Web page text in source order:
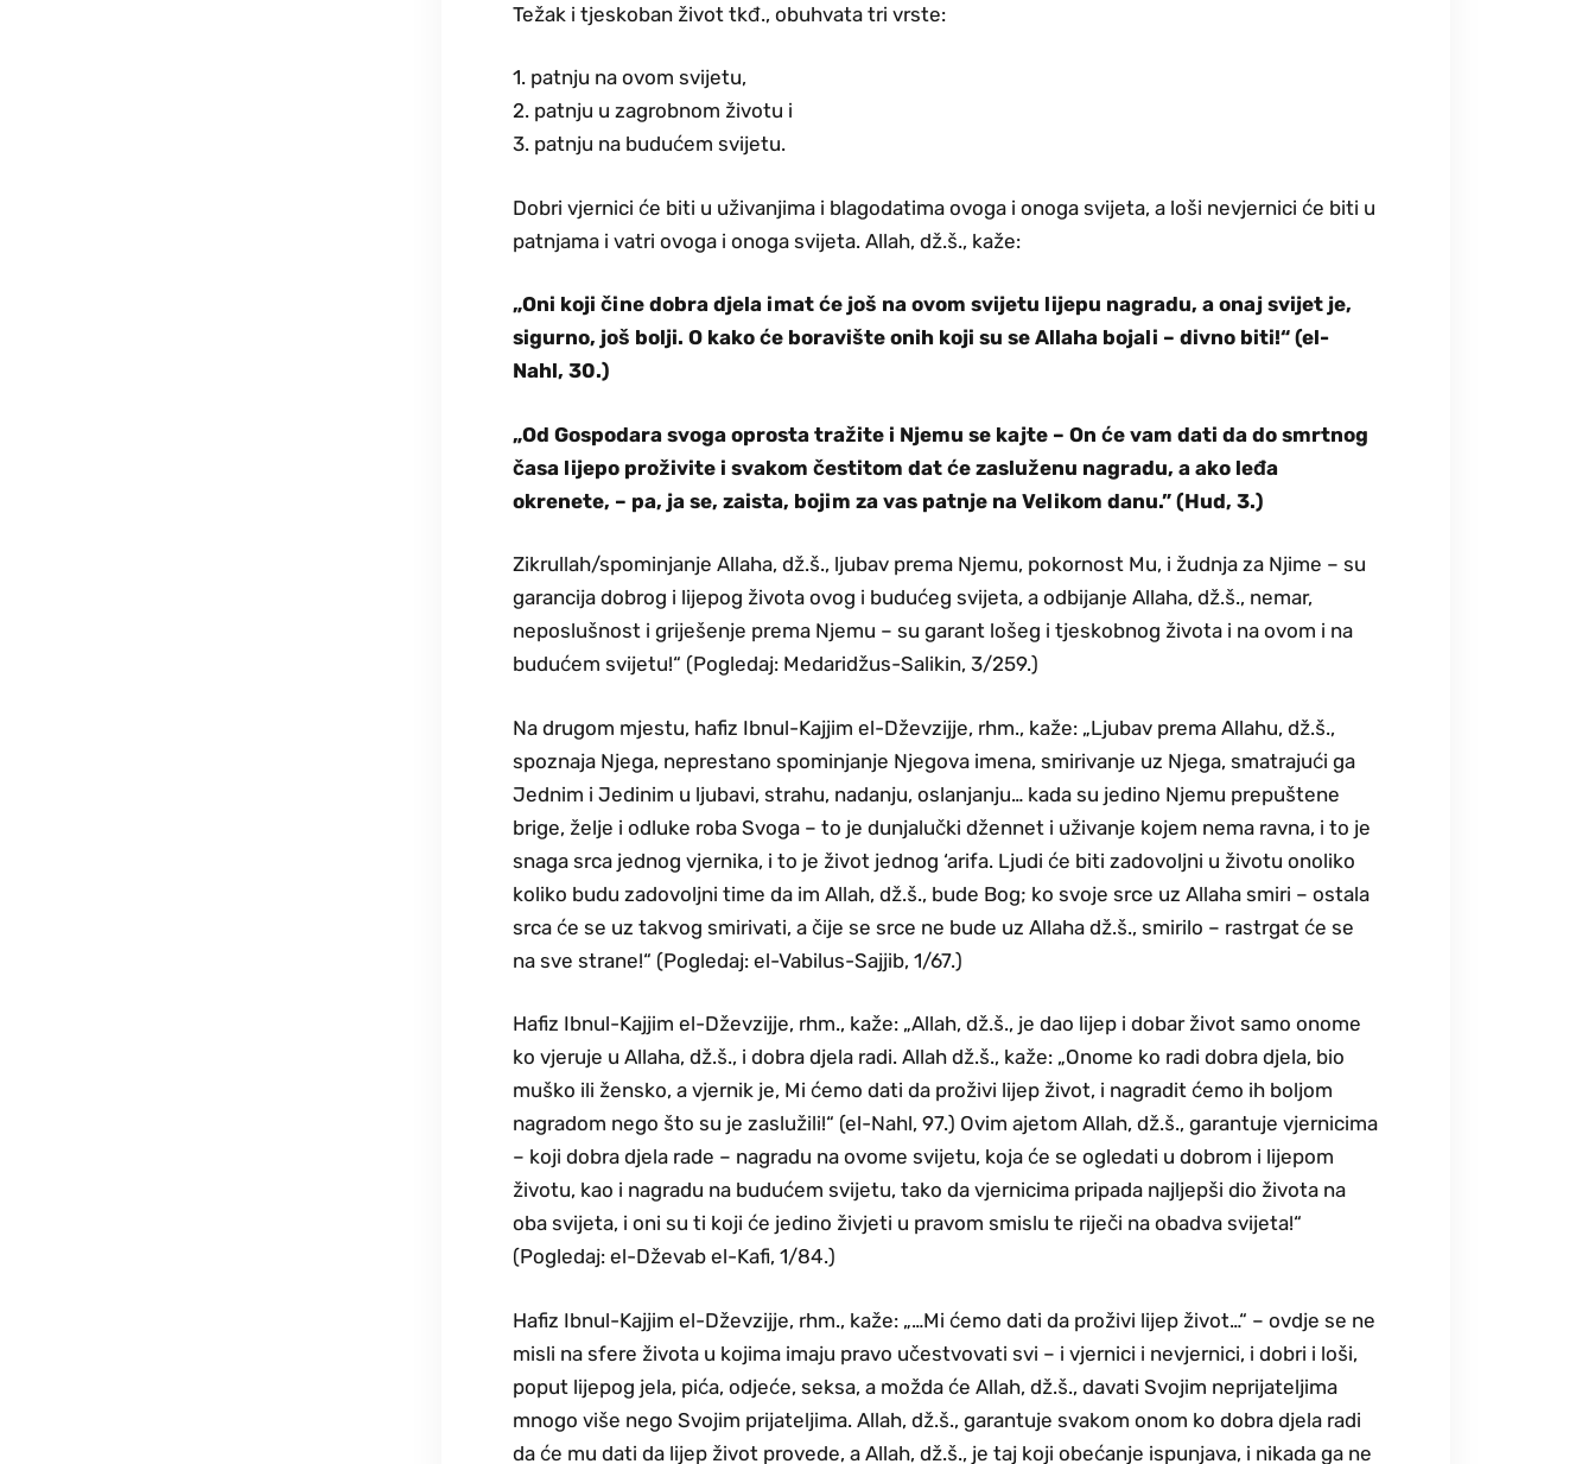
Težak i tjeskoban život tkđ., obuhvata tri vrste:
1. patnju na ovom svijetu,
2. patnju u zagrobnom životu i
3. patnju na budućem svijetu.
Dobri vjernici će biti u uživanjima i blagodatima ovoga i onoga svijeta, a loši nevjernici će biti u
patnjama i vatri ovoga i onoga svijeta. Allah, dž.š., kaže:
„Oni koji čine dobra djela imat će još na ovom svijetu lijepu nagradu, a onaj svijet je,
sigurno, još bolji. O kako će boravište onih koji su se Allaha bojali – divno biti!“ (el-
Nahl, 30.)
„Od Gospodara svoga oprosta tražite i Njemu se kajte – On će vam dati da do smrtnog
časa lijepo proživite i svakom čestitom dat će zasluženu nagradu, a ako leđa
okrenete, – pa, ja se, zaista, bojim za vas patnje na Velikom danu.” (Hud, 3.)
Zikrullah/spominjanje Allaha, dž.š., ljubav prema Njemu, pokornost Mu, i žudnja za Njime – su
garancija dobrog i lijepog života ovog i budućeg svijeta, a odbijanje Allaha, dž.š., nemar,
neposlušnost i griješenje prema Njemu – su garant lošeg i tjeskobnog života i na ovom i na
budućem svijetu!“ (Pogledaj: Medaridžus-Salikin, 3/259.)
Na drugom mjestu, hafiz Ibnul-Kajjim el-Dževzijje, rhm., kaže: „Ljubav prema Allahu, dž.š.,
spoznaja Njega, neprestano spominjanje Njegova imena, smirivanje uz Njega, smatrajući ga
Jednim i Jedinim u ljubavi, strahu, nadanju, oslanjanju… kada su jedino Njemu prepuštene
brige, želje i odluke roba Svoga – to je dunjalučki džennet i uživanje kojem nema ravna, i to je
snaga srca jednog vjernika, i to je život jednog ‘arifa. Ljudi će biti zadovoljni u životu onoliko
koliko budu zadovoljni time da im Allah, dž.š., bude Bog; ko svoje srce uz Allaha smiri – ostala
srca će se uz takvog smirivati, a čije se srce ne bude uz Allaha dž.š., smirilo – rastrgat će se
na sve strane!“ (Pogledaj: el-Vabilus-Sajjib, 1/67.)
Hafiz Ibnul-Kajjim el-Dževzijje, rhm., kaže: „Allah, dž.š., je dao lijep i dobar život samo onome
ko vjeruje u Allaha, dž.š., i dobra djela radi. Allah dž.š., kaže: „Onome ko radi dobra djela, bio
muško ili žensko, a vjernik je, Mi ćemo dati da proživi lijep život, i nagradit ćemo ih boljom
nagradom nego što su je zaslužili!“ (el-Nahl, 97.) Ovim ajetom Allah, dž.š., garantuje vjernicima
– koji dobra djela rade – nagradu na ovome svijetu, koja će se ogledati u dobrom i lijepom
životu, kao i nagradu na budućem svijetu, tako da vjernicima pripada najljepši dio života na
oba svijeta, i oni su ti koji će jedino živjeti u pravom smislu te riječi na obadva svijeta!“
(Pogledaj: el-Dževab el-Kafi, 1/84.)
Hafiz Ibnul-Kajjim el-Dževzijje, rhm., kaže: „…Mi ćemo dati da proživi lijep život…“ – ovdje se ne
misli na sfere života u kojima imaju pravo učestvovati svi – i vjernici i nevjernici, i dobri i loši,
poput lijepog jela, pića, odjeće, seksa, a možda će Allah, dž.š., davati Svojim neprijateljima
mnogo više nego Svojim prijateljima. Allah, dž.š., garantuje svakom onom ko dobra djela radi
da će mu dati da lijep život provede, a Allah, dž.š., je taj koji obećanje ispunjava, i nikada ga ne